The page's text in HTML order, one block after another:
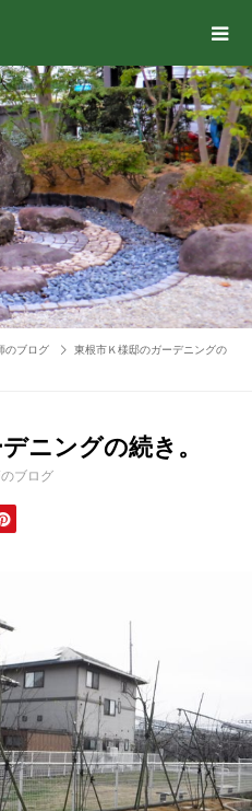
のブログ
東根市Ｋ様邸のガーデニングの
ニングの続き。
ブログ